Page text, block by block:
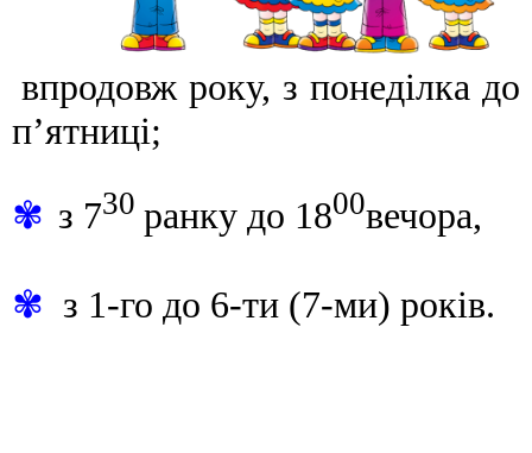
впродовж року, з понеділка до
п’ятниці;
✾ з 730 ранку до 1800вечора,
✾ з 1-го до 6-ти (7-ми) років.